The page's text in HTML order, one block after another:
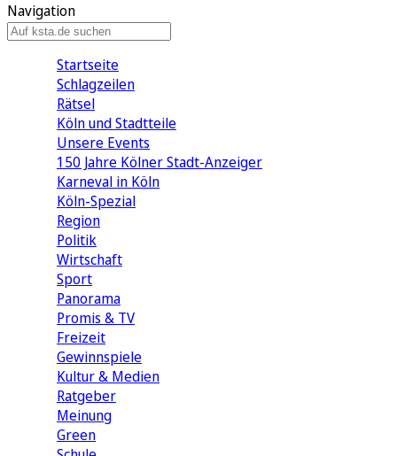
Navigation
Startseite
Schlagzeilen
Rätsel
Köln und Stadtteile
Unsere Events
150 Jahre Kölner Stadt-Anzeiger
Karneval in Köln
Köln-Spezial
Region
Politik
Wirtschaft
Sport
Panorama
Promis & TV
Freizeit
Gewinnspiele
Kultur & Medien
Ratgeber
Meinung
Green